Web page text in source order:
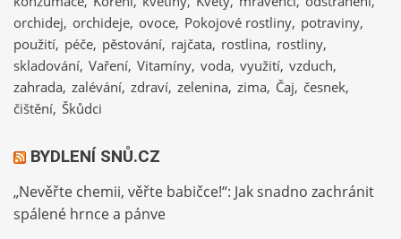
orchidej orchideje ovoce Pokojové rostliny potraviny
použití péče pěstování rajčata rostlina rostliny
skladování Vaření Vitamíny voda využití vzduch
zahrada zalévání zdraví zelenina zima Čaj česnek
čištění Škůdci
BYDLENÍ SNŮ.CZ
„Nevěřte chemii, věřte babičce!“: Jak snadno zachránit
spálené hrnce a pánve